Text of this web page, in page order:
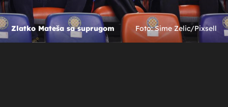
Zlatko Mateša sa suprugom Foto: Sime Zelic/Pixsell